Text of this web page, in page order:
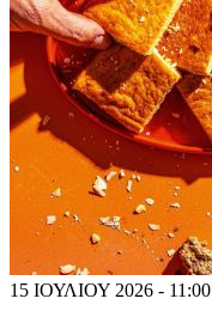
15 ΙΟΥΛΙΟΥ 2026 - 11:00